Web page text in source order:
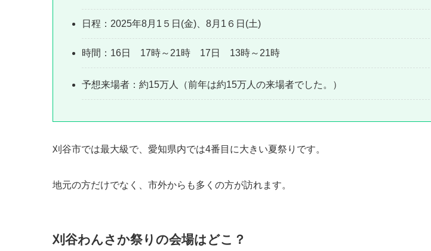
日程：2025年8月1５日(金)、8月1６日(土)
時間：16日 17時～21時 17日 13時～21時
予想来場者：約15万人（前年は約15万人の来場者でした。）
刈谷市では最大級で、 愛知県内では4番目に大きい夏祭り です。
地元の方だけでなく、市外からも多くの方が訪れます。
刈谷わんさか祭りの会場はどこ？